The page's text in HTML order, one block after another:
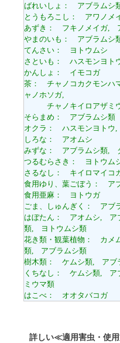
ばれいしょ： アブラムシ
とうもろこし： アワノメ
あずき： フキノメイガ,
やまのいも： アブラム
てんさい： ヨトウムシ
さといも： ハスモンヨ
かんしょ： イモコガ
茶： チャノコカクモンハ
ャノホソガ,
チャノキイロアザミ
そらまめ： アブラムシ類
オクラ： ハスモンヨト
しろな： アオムシ
みずな： アブラムシ類,
つるむらさき： ヨトウム
さるなし： キイロマイコ
食用ゆり、葉ごぼう： ア
食用亜麻： ヨトウガ
ごま、しゅんぎく： アブ
はぼたん： アオムシ, ア
類, ヨトウムシ類
花き類・観葉植物： カメ
類, アブラムシ類
樹木類： ケムシ類, アブ
くちなし： ケムシ類, ア
ミウマ類
はこべ： オオタバコガ
詳しい≪適用害虫・使